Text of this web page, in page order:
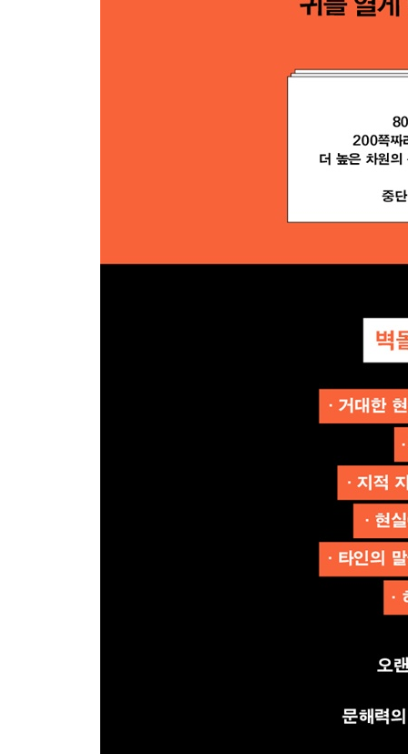
052 『아메리칸 프로메테우스』 | 053 『권력
이야기』 | 063, 064 『4 3 2 1』 1, 2 | 065, 066
『은하수를 여행하는 히치하이커를 위한 안내서
074 『게스트』 | 075 『최악』 | 076 『망내인』 |
『촘스키, 사상의 향연』 | 090 『안 그러면 아
095 『선과 모터사이클 관리술』 | 096 『컨